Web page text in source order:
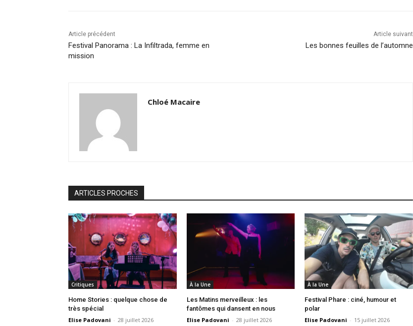
Article précédent
Festival Panorama : La Infiltrada, femme en
mission
Article suivant
Les bonnes feuilles de l’automne
Chloé Macaire
ARTICLES PROCHES
Critiques
Home Stories : quelque chose de
très spécial
Elise Padovani - 28 juillet 2026
À la Une
Les Matins merveilleux : les
fantômes qui dansent en nous
Elise Padovani - 28 juillet 2026
À la Une
Festival Phare : ciné, humour et
polar
Elise Padovani - 15 juillet 2026